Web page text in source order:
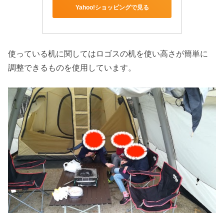
Yahoo!ショッピングで見る
使っている机に関してはロゴスの机を使い高さが簡単に
調整できるものを使用しています。